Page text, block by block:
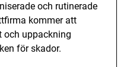
och rutinerade
kommer att
och uppackning
för skador.